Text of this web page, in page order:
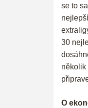
se to
30
několik
O